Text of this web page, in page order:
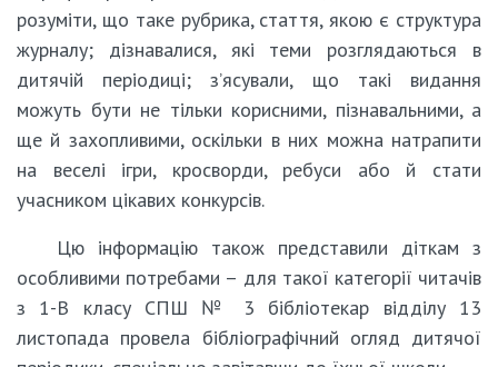
розуміти, що таке рубрика, стаття, якою є структура
журналу; дізнавалися, які теми розглядаються в
дитячій періодиці; з’ясували, що такі видання
можуть бути не тільки корисними, пізнавальними, а
ще й захопливими, оскільки в них можна натрапити
на веселі ігри, кросворди, ребуси або й стати
учасником цікавих конкурсів.
Цю інформацію також представили діткам з
особливими потребами – для такої категорії читачів
з 1-В класу СПШ № 3 бібліотекар відділу 13
листопада провела бібліографічний огляд дитячої